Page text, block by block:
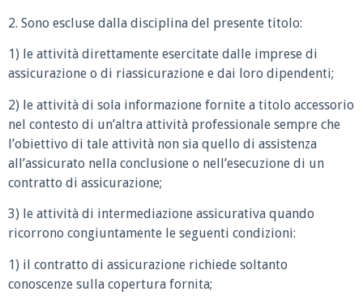
2. Sono escluse dalla disciplina del presente titolo:
1) le attività direttamente esercitate dalle imprese di
assicurazione o di riassicurazione e dai loro dipendenti;
2) le attività di sola informazione fornite a titolo accessorio
nel contesto di un’altra attività professionale sempre che
l’obiettivo di tale attività non sia quello di assistenza
all’assicurato nella conclusione o nell’esecuzione di un
contratto di assicurazione;
3) le attività di intermediazione assicurativa quando
ricorrono congiuntamente le seguenti condizioni:
1) il contratto di assicurazione richiede soltanto
conoscenze sulla copertura fornita;